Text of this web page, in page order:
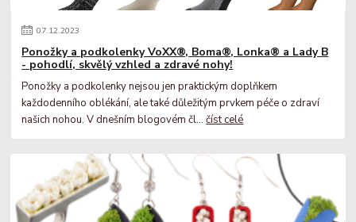
07.12.2023
Ponožky a podkolenky VoXX®, Boma®, Lonka® a Lady B
- pohodlí, skvělý vzhled a zdravé nohy!
Ponožky a podkolenky nejsou jen praktickým doplňkem
každodenního oblékání, ale také důležitým prvkem péče o zdraví
našich nohou. V dnešním blogovém čl...číst celé